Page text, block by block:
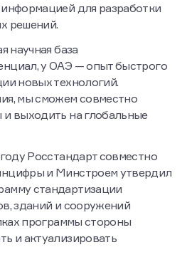
для разработки
решений.
научная база
у ОАЭ — опыт быстрого
новых технологий.
мы сможем совместно
выходить на глобальные
Росстандарт совместно
и Минстроем утвердил
стандартизации
зданий и сооружений
программы стороны
и актуализировать